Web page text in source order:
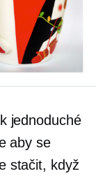
jednoduché
aby se
stačit, když